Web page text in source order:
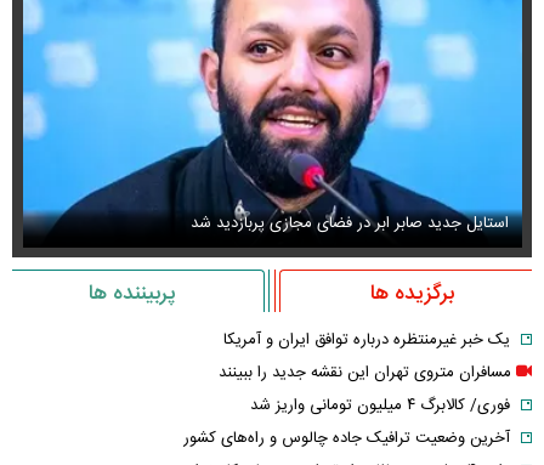
استایل جدید صابر ابر در فضای مجازی پربازدید شد
برگزیده ها پربیننده ها
یک خبر غیرمنتظره درباره توافق ایران و آمریکا
مسافران متروی تهران این نقشه جدید را ببینند
فوری/ کالابرگ ۴ میلیون تومانی واریز شد
آخرین وضعیت ترافیک جاده چالوس و راه‌های کشور